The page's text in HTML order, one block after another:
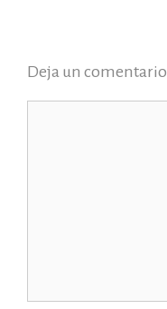
Deja un comentario